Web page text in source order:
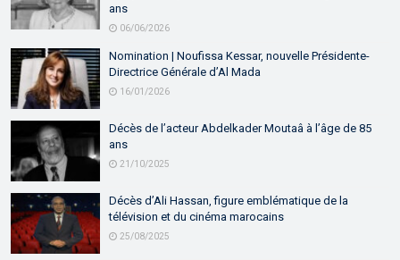
ans
06/06/2026
Nomination | Noufissa Kessar, nouvelle Présidente-
Directrice Générale d’Al Mada
16/01/2026
Décès de l’acteur Abdelkader Moutaâ à l’âge de 85
ans
21/10/2025
Décès d’Ali Hassan, figure emblématique de la
télévision et du cinéma marocains
25/08/2025